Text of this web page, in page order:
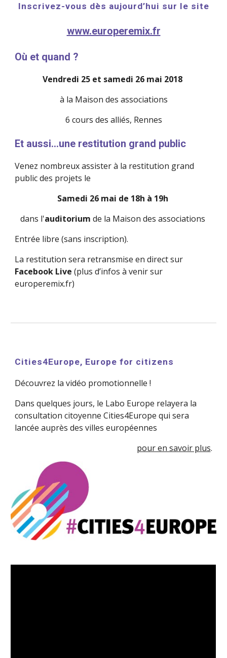
Inscrivez-vous dès aujourd’hui sur le site
www.europeremix.fr
Où et quand ?
Vendredi 25 et samedi 26 mai 2018
à la Maison des associations
6 cours des alliés, Rennes
Et aussi...une restitution grand public
Venez nombreux assister à la restitution grand
public des projets le
Samedi 26 mai de 18h à 19h
dans l'auditorium de la Maison des associations
Entrée libre (sans inscription).
Facebook Live (plus d’infos à venir sur
europeremix.fr)
Cities4Europe, Europe for citizens
Découvrez la vidéo promotionnelle !
Dans quelques jours, le Labo Europe relayera la
consultation citoyenne Cities4Europe qui sera
lancée auprès des villes européennes
pour en savoir plus.